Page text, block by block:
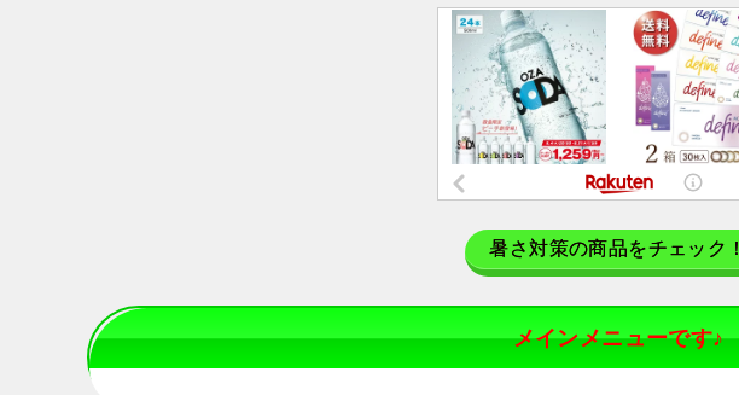
暑さ対策の商品をチェック！
メインメニューです♪